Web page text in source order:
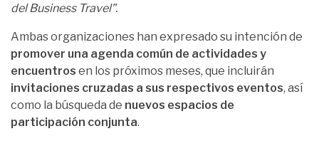
del Business Travel”.
Ambas organizaciones han expresado su intención de
promover una agenda común de actividades y
encuentros en los próximos meses, que incluirán
invitaciones cruzadas a sus respectivos eventos, así
como la búsqueda de nuevos espacios de
participación conjunta.